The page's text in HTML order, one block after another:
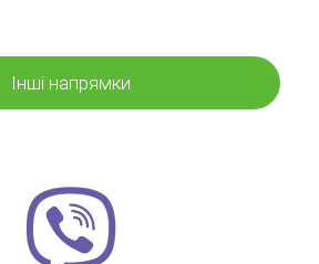
Інші напрямки